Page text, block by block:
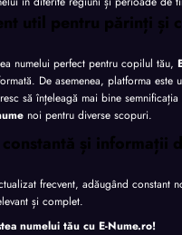
util pentru părinți și
numelui perfect pentru copilul tău,
De asemenea, platforma este
să înțeleagă mai bine
noi pentru diverse scopuri.
și informații
frecvent, adăugând constant
și complet.
numelui tău cu E-Nume.ro!